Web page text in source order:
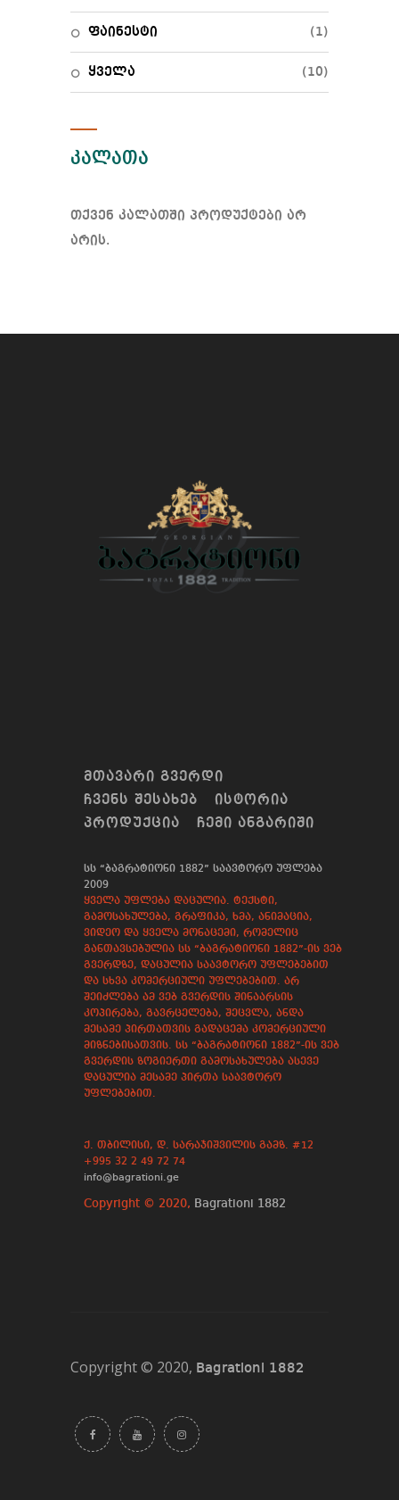
ფაინესტი (1)
ყველა (10)
კალათა
თქვენ კალათში პროდუქტები არ
არის.
ᲛᲗᲐᲕᲐᲠᲘ ᲒᲕᲔᲠᲓᲘ
ᲩᲕᲔᲜᲡ ᲨᲔᲡᲐᲮᲔᲑ
ᲘᲡᲢᲝᲠᲘᲐ
ᲞᲠᲝᲓᲣᲥᲪᲘᲐ
ᲩᲔᲛᲘ ᲐᲜᲒᲐᲠᲘᲨᲘ
სს “ბაგრატიონი 1882” საავტორო უფლება
2009
ყველა უფლება დაცულია. ტექსტი,
გამოსახულება, გრაფიკა, ხმა, ანიმაცია,
ვიდეო და ყველა მონაცემი, რომელიც
განთავსებულია სს “ბაგრატიონი 1882”-ის ვებ
გვერდზე, დაცულია საავტორო უფლებებით
და სხვა კომერციული უფლებებით. არ
შეიძლება ამ ვებ გვერდის შინაარსის
კოპირება, გავრცელება, შეცვლა, ანდა
მესამე პირთათვის გადაცემა კომერციული
მიზნებისათვის. სს “ბაგრატიონი 1882”-ის ვებ
გვერდის ზოგიერთი გამოსახულება ასევე
დაცულია მესამე პირთა საავტორო
უფლებებით.
ქ. თბილისი, დ. სარაჯიშვილის გამზ. #12
+995 32 2 49 72 74
info@bagrationi.ge
Copyright © 2020, Bagrationi 1882
Copyright © 2020, Bagrationi 1882